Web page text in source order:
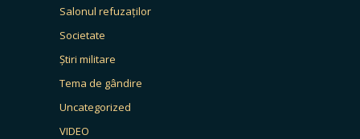
Salonul refuzaților
Societate
Știri militare
Tema de gândire
Uncategorized
VIDEO